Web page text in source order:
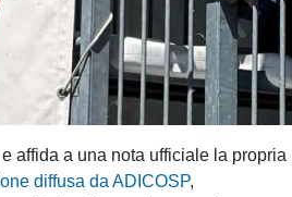
affida a una nota ufficiale la propria
diffusa da ADICOSP,